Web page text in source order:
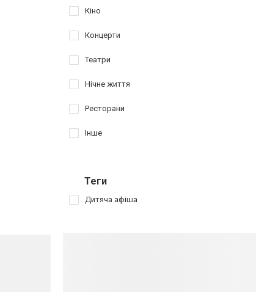
Кіно
Концерти
Театри
Нічне життя
Ресторани
Інше
Теги
Дитяча афіша